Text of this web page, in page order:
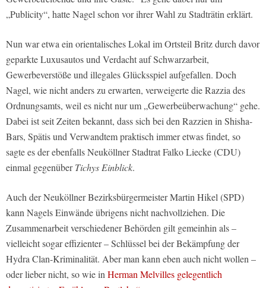
„Publicity“, hatte Nagel schon vor ihrer Wahl zu Stadträtin erklärt.
Nun war etwa ein orientalisches Lokal im Ortsteil Britz durch davor
geparkte Luxusautos und Verdacht auf Schwarzarbeit,
Gewerbeverstöße und illegales Glücksspiel aufgefallen. Doch
Nagel, wie nicht anders zu erwarten, verweigerte die Razzia des
Ordnungsamts, weil es nicht nur um „Gewerbeüberwachung“ gehe.
Dabei ist seit Zeiten bekannt, dass sich bei den Razzien in Shisha-
Bars, Spätis und Verwandtem praktisch immer etwas findet, so
sagte es der ebenfalls Neuköllner Stadtrat Falko Liecke (CDU)
einmal gegenüberTichys Einblick.
Auch der Neuköllner Bezirksbürgermeister Martin Hikel (SPD)
kann Nagels Einwände übrigens nicht nachvollziehen. Die
Zusammenarbeit verschiedener Behörden gilt gemeinhin als –
vielleicht sogar effizienter – Schlüssel bei der Bekämpfung der
Hydra Clan-Kriminalität. Aber man kann eben auch nicht wollen –
oder lieber nicht, so wie in Herman Melvilles gelegentlich